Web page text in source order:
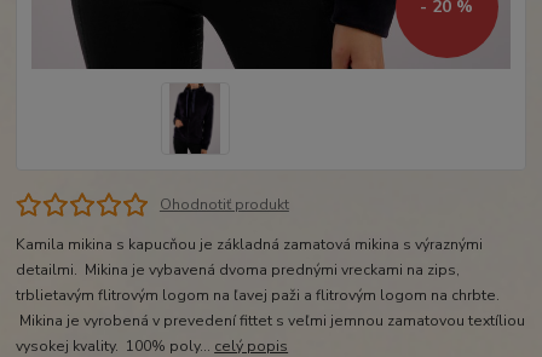
- 20 %
Ohodnotiť produkt
Kamila mikina s kapucňou je základná zamatová mikina s výraznými
detailmi. Mikina je vybavená dvoma prednými vreckami na zips,
trblietavým flitrovým logom na ľavej paži a flitrovým logom na chrbte.
Mikina je vyrobená v prevedení fittet s veľmi jemnou zamatovou textíliou
vysokej kvality. 100% poly... celý popis